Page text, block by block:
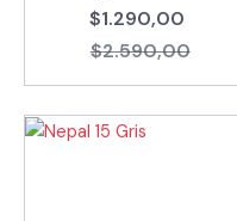
$1.290,00
$2.590,00